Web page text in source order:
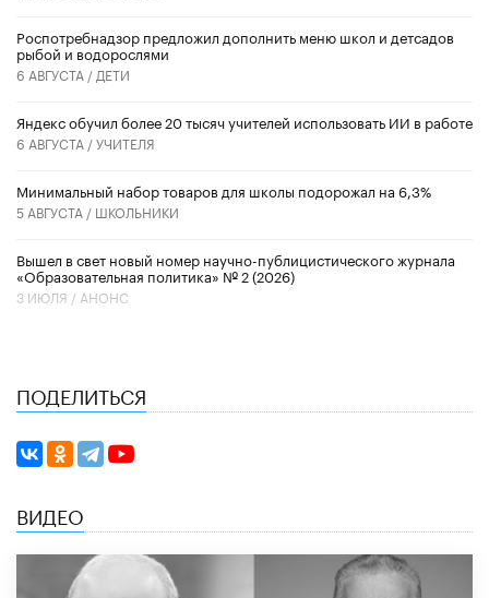
Роспотребнадзор предложил дополнить меню школ и детсадов
рыбой и водорослями
6 АВГУСТА / ДЕТИ
​Яндекс обучил более 20 тысяч учителей использовать ИИ в работе
6 АВГУСТА /УЧИТЕЛЯ
Минимальный набор товаров для школы подорожал на 6,3%
5 АВГУСТА / ШКОЛЬНИКИ
Вышел в свет новый номер научно-публицистического журнала
«Образовательная политика» № 2 (2026)
3 ИЮЛЯ / АНОНС
ПОДЕЛИТЬСЯ
ВИДЕО